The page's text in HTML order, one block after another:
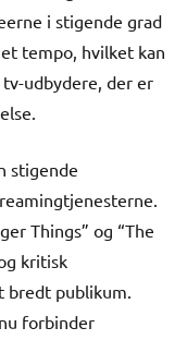
i stigende grad
tempo, hvilket kan
udbydere, der er
stigende
Things” og “The
kritisk
bredt publikum.
forbinder